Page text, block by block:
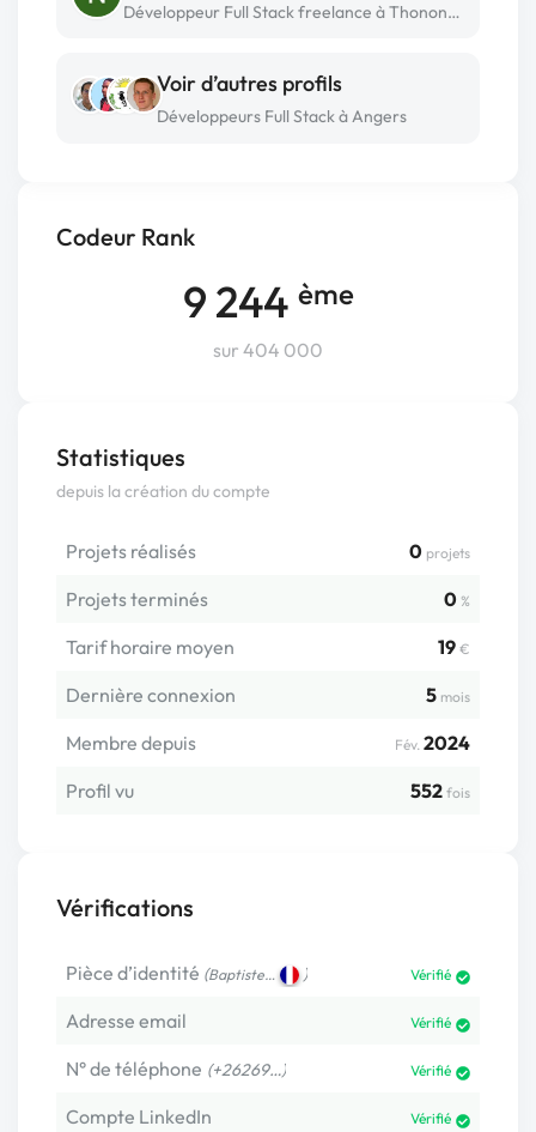
Codeur Rank
9 244 ème
sur 404 000
Statistiques
depuis la création du compte
Projets réalisés 0 projets
Projets terminés 0 %
Tarif horaire moyen 19 €
Dernière connexion 5 mois
Membre depuis Fév. 2024
Profil vu
552 fois
Vérifications
Pièce d’identité (Baptiste… ) Vérifié
Adresse email Vérifié
N° de téléphone (+26269…) Vérifié
Compte LinkedIn Vérifié
Développeur Full Stack freelance à Thonon-les-bains
Voir d’autres profils
Développeurs Full Stack à Angers